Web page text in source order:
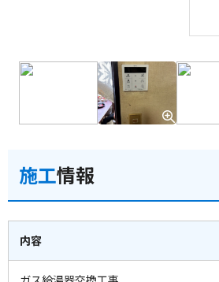
施工情報
内容